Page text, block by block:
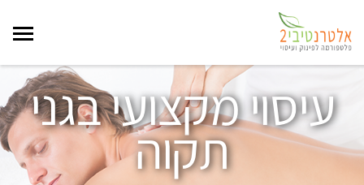
עיסוי מקצועי בגני
תקוה